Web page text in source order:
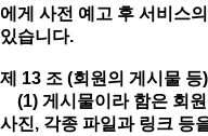
에게 사전 예고 후 서비스
있습니다.
제 13 조 (회원의 게시물 등)
(1) 게시물이라 함은 회
사진, 각종 파일과 링크 등